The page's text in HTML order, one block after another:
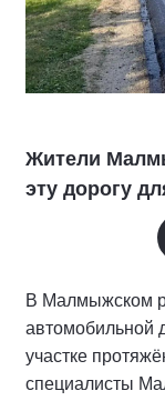
Жители
эту дорогу
В Малмыжском
автомобильной
участке
специалисты